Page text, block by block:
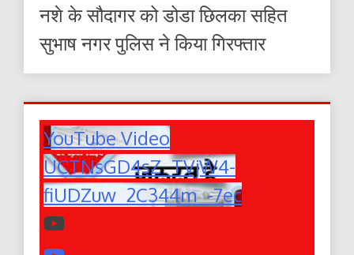
नशे के सौदागर को डोडा छिलका सहित
सुभाष नगर पुलिस ने किया गिरफ्तार
YouTube Video
UCTNsGD4sZ_TVjW4-
fiUDZuw_2C344m_-7ec